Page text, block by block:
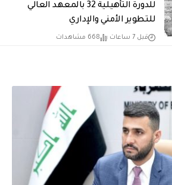
للدورة التأهيلية 32 بالمعهد العالي
للتطوير الأمني والإداري
قبل 7 ساعات 668 مشاهدات